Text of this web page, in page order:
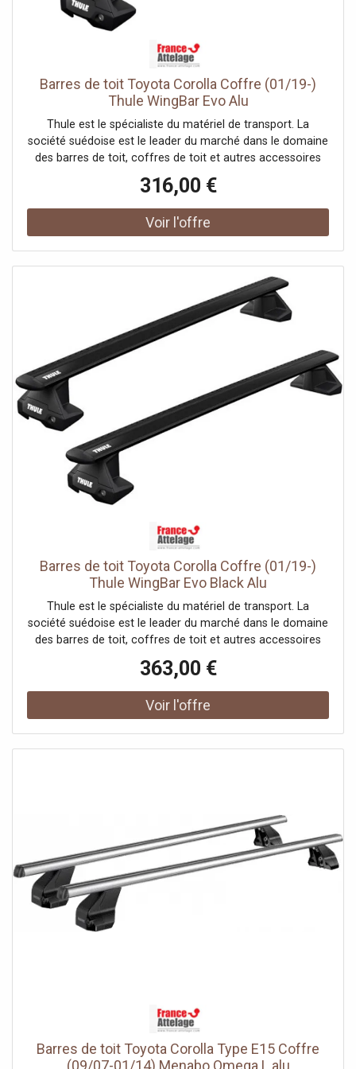
conservant un habitacle dégagé et confortable.
Barres de toit Toyota Corolla Coffre (01/19-)
Thule WingBar Evo Alu
Thule est le spécialiste du matériel de transport. La
société suédoise est le leader du marché dans le domaine
des barres de toit, coffres de toit et autres accessoires
pour systèmes de portage auto. France Attelage vous
offre une large gamme de la marque Thule et vous
propose les meilleurs prix tout au long de l'année.
316,00 €
Barres de toit Toyota Corolla Coffre (01/19-)
Thule WingBar Evo Black Alu
Thule est le spécialiste du matériel de transport. La
société suédoise est le leader du marché dans le domaine
des barres de toit, coffres de toit et autres accessoires
offre une large gamme de la marque Thule et vous
propose les meilleurs prix tout au long de l'année.
363,00 €
Barres de toit Toyota Corolla Type E15 Coffre
(09/07-01/14) Menabo Omega L alu